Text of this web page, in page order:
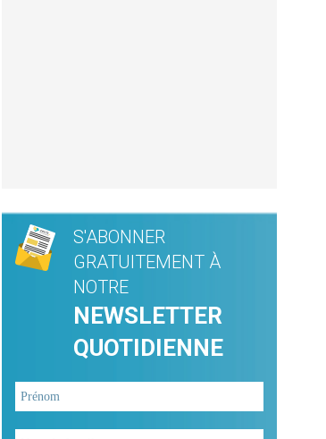
S'ABONNER
GRATUITEMENT À
NOTRE
NEWSLETTER
QUOTIDIENNE